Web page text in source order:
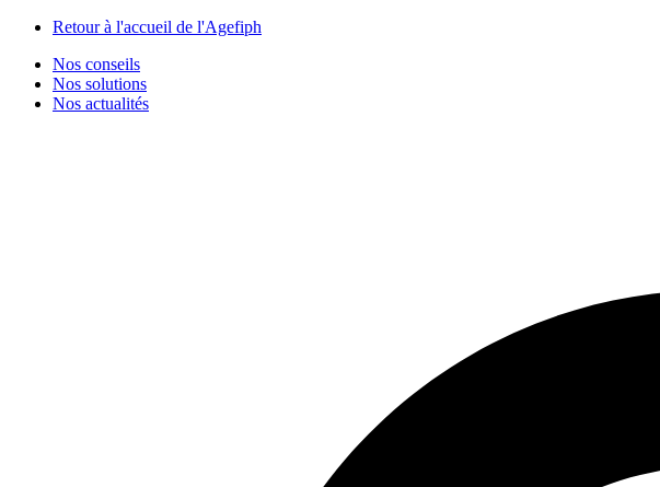
Retour à l'accueil de l'Agefiph
Nos conseils
Nos solutions
Nos actualités